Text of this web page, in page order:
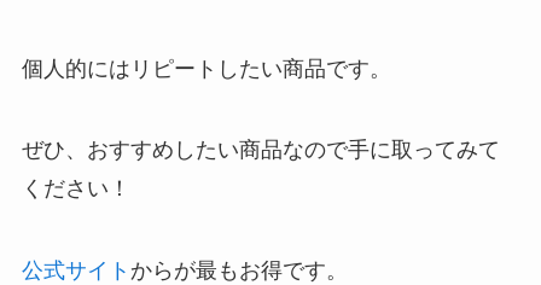
個人的にはリピートしたい商品です。
ぜひ、おすすめしたい商品なので手に取ってみて
ください！
公式サイト からが最もお得です。